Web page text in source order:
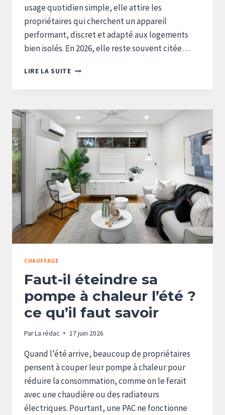
usage quotidien simple, elle attire les
propriétaires qui cherchent un appareil
performant, discret et adapté aux logements
bien isolés. En 2026, elle reste souvent citée…
LIRE LA SUITEAVIS
CHAUDIÈRE
GRANULÉS
FROLING
PE1
:
PERFORMANCE
ET
FIABILITÉ
EN
2026
CHAUFFAGE
Faut-il éteindre sa
pompe à chaleur l’été ?
ce qu’il faut savoir
ParLa rédac 17 juin 2026
Quand l’été arrive, beaucoup de propriétaires
pensent à couper leur pompe à chaleur pour
réduire la consommation, comme on le ferait
avec une chaudière ou des radiateurs
électriques. Pourtant, une PAC ne fonctionne